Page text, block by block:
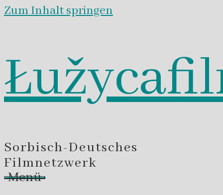
Zum Inhalt springen
Sorbisch-Deutsches
Filmnetzwerk
Menü